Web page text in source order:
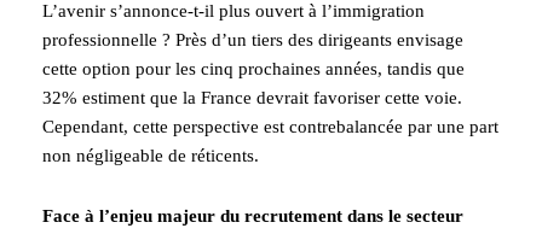
L’avenir s’annonce-t-il plus ouvert à l’immigration
professionnelle ? Près d’un tiers des dirigeants envisage
cette option pour les cinq prochaines années, tandis que
32% estiment que la France devrait favoriser cette voie.
Cependant, cette perspective est contrebalancée par une part
non négligeable de réticents.
Face à l’enjeu majeur du recrutement dans le secteur